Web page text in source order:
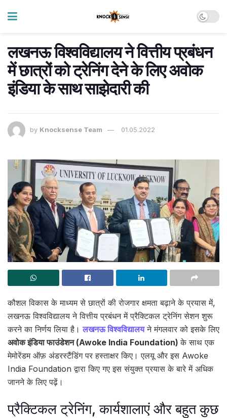
लखनऊ विश्वविद्यालय ने वित्तीय प्रबंधन
में छात्रों को ट्रेनिंग देने के लिए अवोक
इंडिया के साथ साझेदारी की
by Knocksense Team 01.05.2022
कौशल विकास के माध्यम से छात्रों की रोजगार क्षमता बढ़ाने के प्रयास में,
लखनऊ विश्वविद्यालय ने वित्तीय प्रबंधन में प्रैक्टिकल ट्रेनिंग सेशन शुरू
करने का निर्णय लिया है।लखनऊ विश्वविद्यालय ने मंगलवार को इसके लिए
अवोक इंडिया फाउंडेशन (Awoke India Foundation)के साथ एक
मेमोरेंडम ऑफ़ अंडरस्टैंडिंग पर हस्ताक्षर किए। एलयू और इस Awoke
India Foundation द्वारा किए गए इस संयुक्त प्रयास के बारे में अधिक
जानने के लिए पढ़ें।
प्रैक्टिकल ट्रेनिंग, कार्यशालाएं और बहुत कुछ